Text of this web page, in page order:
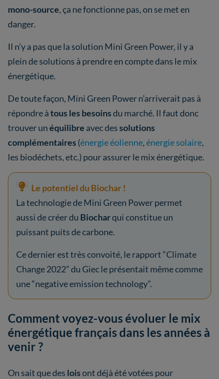
mono-source, ça ne fonctionne pas, on se met en
danger.
Il n’y a pas que la solution Mini Green Power, il y a
plein de solutions à prendre en compte dans le mix
énergétique.
De toute façon, Mini Green Power n’arriverait pas à
répondre àtous les besoinsdu marché. Il faut donc
trouver unéquilibre avec dessolutions
complémentaires (énergie éolienne,énergie solaire,
les biodéchets, etc.) pour assurer le mix énergétique.
Le potentiel du Biochar !
La technologie de Mini Green Power permet
aussi de créer du Biocharqui constitue un
puissant puits de carbone.
Ce dernier est très convoité, le rapport “Climate
Change 2022” du Giec le présentait même comme
une “negative emission technology”.
Comment voyez-vous évoluer le mix
énergétique français dans les années à
venir ?
On sait que des loisont déjà été votées pour